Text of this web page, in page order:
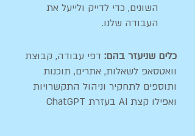
השונים, כדי לדייק ולייעל את
העבודה שלנו.
כלים שניעזר בהם: דפי עבודה, קבוצת
וואטסאפ לשאלות, אתרים, תוכנות
ותוספים לתחקיר וניהול התקשרויות
ואפילו קצת AI בעזרת ChatGPT